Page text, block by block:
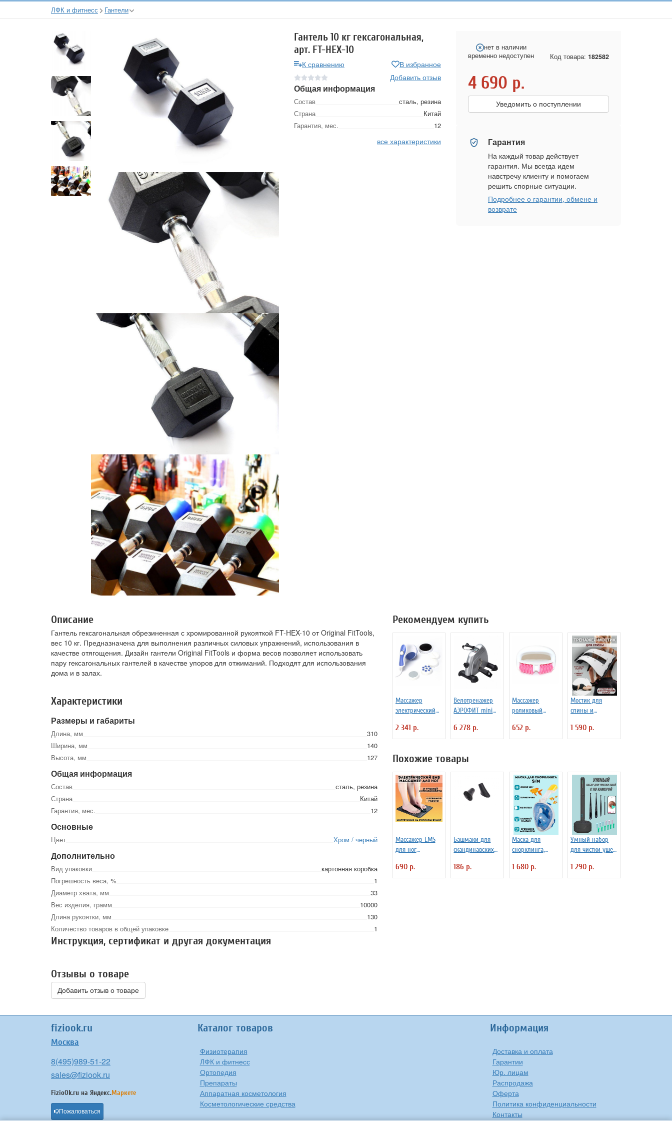
ЛФК и фитнесс Гантели
Гантель 10 кг гексагональная,
арт. FT-HEX-10
К сравнению
В избранное
Добавить отзыв
Общая информация
Состав
сталь, резина
Страна
Китай
Гарантия, мес.
12
все характеристики
нет в наличии
временно недоступен
Код товара: 182582
4 690 р.
Уведомить о поступлении
Гарантия
На каждый товар действует
гарантия. Мы всегда идем
навстречу клиенту и помогаем
решить спорные ситуации.
Подробнее о гарантии, обмене и
возврате
Описание
Гантель гексагональная обрезиненная с хромированной рукояткой FT-HEX-10 от Original FitTools,
вес 10 кг. Предназначена для выполнения различных силовых упражнений, использования в
качестве отягощения. Дизайн гантели Original FitTools и форма весов позволяет использовать
пару гексагональных гантелей в качестве упоров для отжиманий. Подходят для использования
дома и в залах.
Характеристики
Размеры и габариты
Длина, мм
310
Ширина, мм
140
Высота, мм
127
Общая информация
Состав
сталь, резина
Страна
Китай
Гарантия, мес.
12
Основные
Цвет Хром / черный
Дополнительно
Вид упаковки
картонная коробка
Погрешность веса, %
1
Диаметр хвата, мм
33
Вес изделия, грамм
10000
Длина рукоятки, мм
130
Количество товаров в общей упаковке
1
Инструкция, сертификат и другая документация
Рекомендуем купить
Массажер
электрический
«РЕЛАКС»
2 341 р.
Велотренажер
АЭРОФИТ mini
6 278 р.
Массажер
роликовый
Anticellulite
Massager
652 р.
Мостик для
спины и
тренажер для
позвоночника,
1 590 р.
Похожие товары
Массажер EMS
для ног
ANYSMART
коврик, 8
690 р.
Башмаки для
скандинавских
186 р.
Маска для
снорклинга,
S/M
1 680 р.
Умный набор
для чистки ушей
ANYSMART
1 290 р.
Отзывы о товаре
Добавить отзыв о товаре
fiziook.ru
Москва
8(495)989-51-22
sales@fiziook.ru
FizioOk.ru на Яндекс.Маркете
Пожаловаться
Каталог товаров
Физиотерапия
ЛФК и фитнесс
Ортопедия
Препараты
Аппаратная косметология
Косметологические средства
Информация
Доставка и оплата
Гарантии
Юр. лицам
Распродажа
Оферта
Политика конфиденциальности
Контакты